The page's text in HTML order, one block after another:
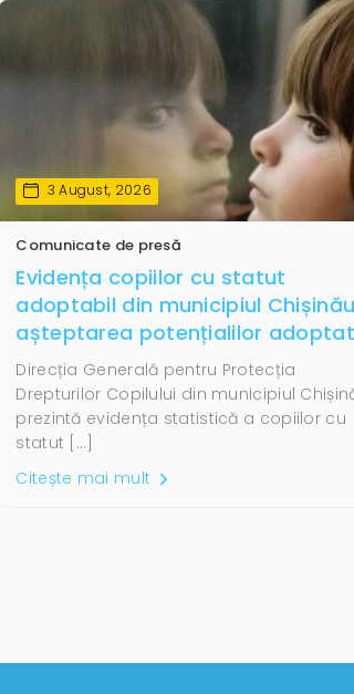
3 August, 2026
Comunicate de presă
Evidența copiilor cu statut
adoptabil din municipiul
așteptarea potențialilor
Direcția Generală pentru Protecția
Drepturilor Copilului din municipiul
prezintă evidența statistică a copiilor cu
statut […]
Citește mai mult